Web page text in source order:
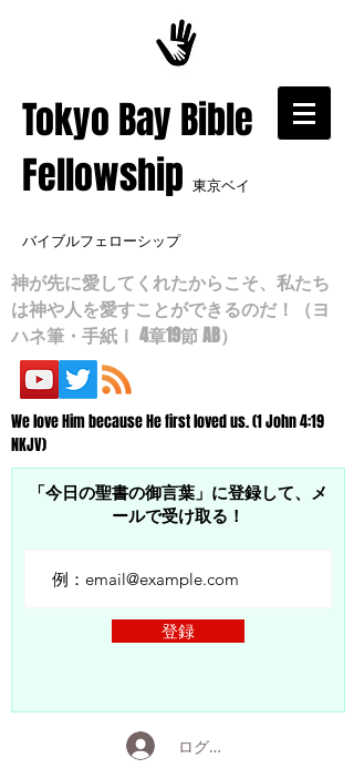
​Tokyo Bay Bible
Fellowship 東京ベイ
バイブルフェローシップ
神が先に愛してくれたからこそ、私たち
は神や人を愛すことができるのだ！（ヨ
ハネ筆・手紙Ⅰ 4章19節 AB）
We love Him because He first loved us. (1 John 4:19
NKJV)
「今日の聖書の御言葉」に登録して、メ
ールで受け取る！
登録
ログイン